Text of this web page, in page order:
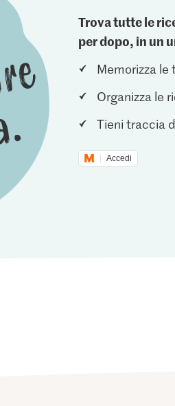
Trova tutte le
per dopo, in un
Memorizza
Organizza le
Tieni traccia
Accedi